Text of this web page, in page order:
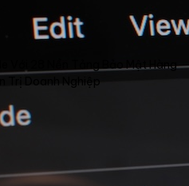
Với 28 Nền Tảng Bảo Mật Hàng
Trị Doanh Nghiệp